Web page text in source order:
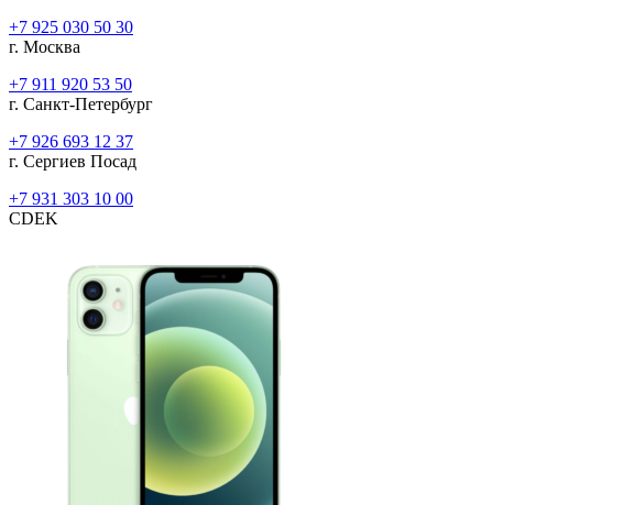
+7 925 030 50 30
г. Москва
+7 911 920 53 50
г. Санкт-Петербург
+7 926 693 12 37
г. Сергиев Посад
+7 931 303 10 00
CDEK